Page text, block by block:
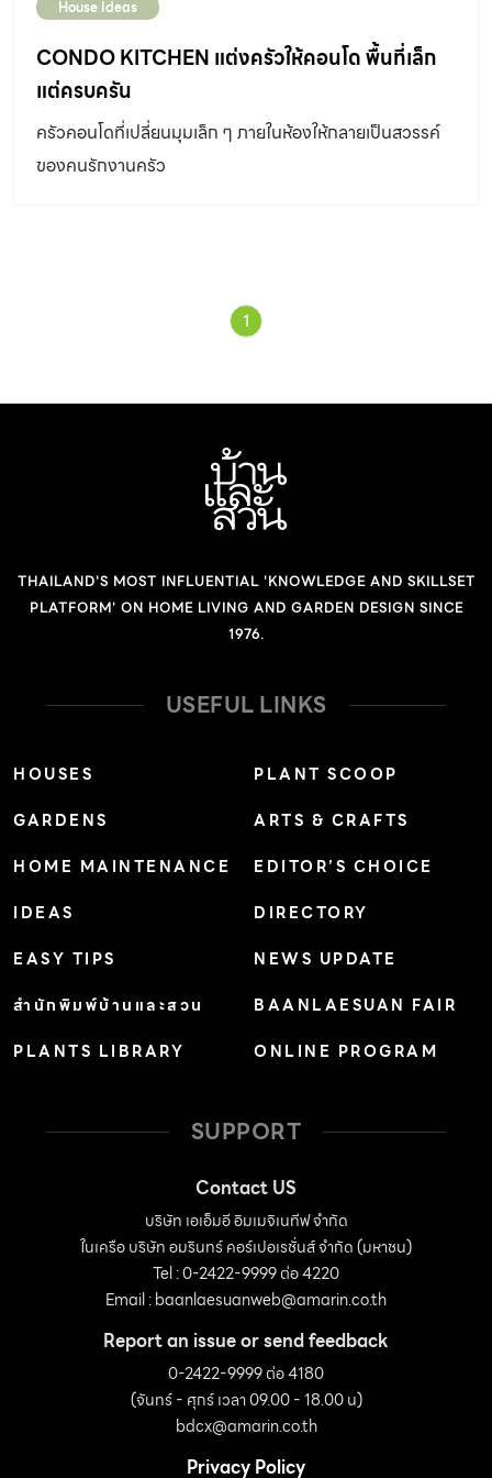
House Ideas
CONDO KITCHEN แต่งครัวให้คอนโด พื้นที่เล็ก
แต่ครบครัน
ครัวคอนโดที่เปลี่ยนมุมเล็ก ๆ ภายในห้องให้กลายเป็นสวรรค์
ของคนรักงานครัว
1
THAILAND'S MOST INFLUENTIAL 'KNOWLEDGE AND SKILLSET
PLATFORM' ON HOME LIVING AND GARDEN DESIGN SINCE
1976.
USEFUL LINKS
HOUSES
GARDENS
HOME MAINTENANCE
IDEAS
EASY TIPS
สำนักพิมพ์บ้านและสวน
PLANTS LIBRARY
PLANT SCOOP
ARTS & CRAFTS
EDITOR’S CHOICE
DIRECTORY
NEWS UPDATE
BAANLAESUAN FAIR
ONLINE PROGRAM
SUPPORT
Contact US
บริษัท เอเอ็มอี อิมเมจิเนทีฟ จำกัด
ในเครือ บริษัท อมรินทร์ คอร์เปอเรชั่นส์ จำกัด (มหาชน)
Tel : 0-2422-9999 ต่อ 4220
Email :baanlaesuanweb@amarin.co.th
Report an issue or send feedback
0-2422-9999 ต่อ 4180
(จันทร์ - ศุกร์ เวลา 09.00 - 18.00 น)
bdcx@amarin.co.th
Privacy Policy